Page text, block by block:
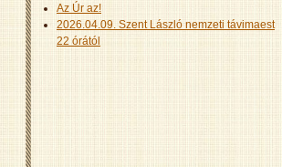
Az Úr az!
2026.04.09. Szent László nemzeti távimaest
22 órától